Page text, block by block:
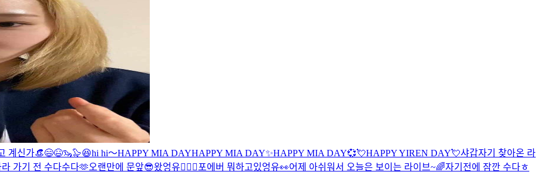
계신가👒😄😆🦦🦭😆hi hi～HAPPY MIA DAYHAPPY MIA DAY✨HAPPY MIA DAY💞💘HAPPY YIREN DAY💘샤갑자기 찾아온 라
가기 전 수다수다🫶오랜만에 문앞😎왔엉유🙋🏻‍♀️포에버 뭐하고있엉유👀어제 아쉬워서 오늘은 보이는 라이브~🌈자기전에 잠깐 수다ㅎ